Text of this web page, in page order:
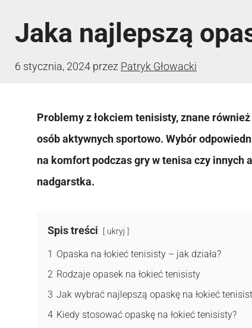
Jaka najlepszą
6 stycznia, 2024 przez Patryk Głowacki
Problemy z łokciem tenisisty, znane
osób aktywnych sportowo. Wybór
na komfort podczas gry w tenisa czy
nadgarstka.
Spis treści ukryj
1 Opaska na łokieć tenisisty – jak działa?
2 Rodzaje opasek na łokieć tenisisty
3 Jak wybrać najlepszą opaskę na łokieć
4 Kiedy stosować opaskę na łokieć tenisisty?